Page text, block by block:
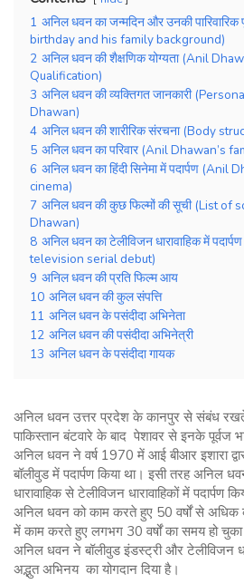
1 अनिल धवन का जन्मदिन और उनकी
birthday and his family background)
2 अनिल धवन की शैक्षणिक योग्यता (Anil
Qualification)
3 अनिल धवन की व्यक्तिगत जानकारी
Dhawan)
4 अनिल धवन की शारीरिक संरचना (Body
5 अनिल धवन का परिवार (Anil Dhawan’s
6 अनिल धवन का हिंदी सिनेमा में पदार्पण
cinema)
7 अनिल धवन की कुछ फिल्मों की सूची (List of
Dhawan)
8 अनिल धवन का टेलीविजन धारावाहिक में
television serial debut)
9 अनिल धवन की प्रति फिल्म आय
10 अनिल धवन की कुल संपत्ति
11 अनिल धवन के पसंदीदा अभिनेता
12 अनिल धवन की पसंदीदा अभिनेत्री
13 अनिल धवन के पसंदीदा गायक
अनिल धवन उत्तर प्रदेश के कानपुर से संबंध
पाकिस्तान बंटवारे के बाद पेशावर से इनके
अनिल धवन ने वर्ष 1970 में आई बीआर इशारा
बॉलीवुड में पदार्पण किया था। इसी तरह अनिल
धारावाहिक से टेलीविजन धारावाहिकों में पदार्पण
अनिल धवन को काम करते हुए 50 वर्षों से अधिक
में काम करते हुए लगभग 30 वर्षों का समय हो
अनिल धवन ने बॉलीवुड इंडस्ट्री और टेलीविजन
अद्भुत अभिनय का योगदान दिया है।